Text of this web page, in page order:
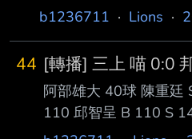
141 GO 陳鏞基 B 143
這 QQ --
b1236711 · Lions ·
44 [轉播] 三上 喵 0:0
阿部雄大 40球 陳重
110 邱智呈 B 110 S
111 內安 回兩成囉 戴